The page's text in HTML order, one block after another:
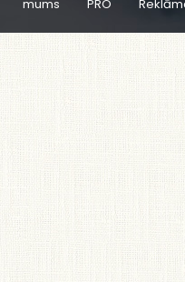
mums PRO